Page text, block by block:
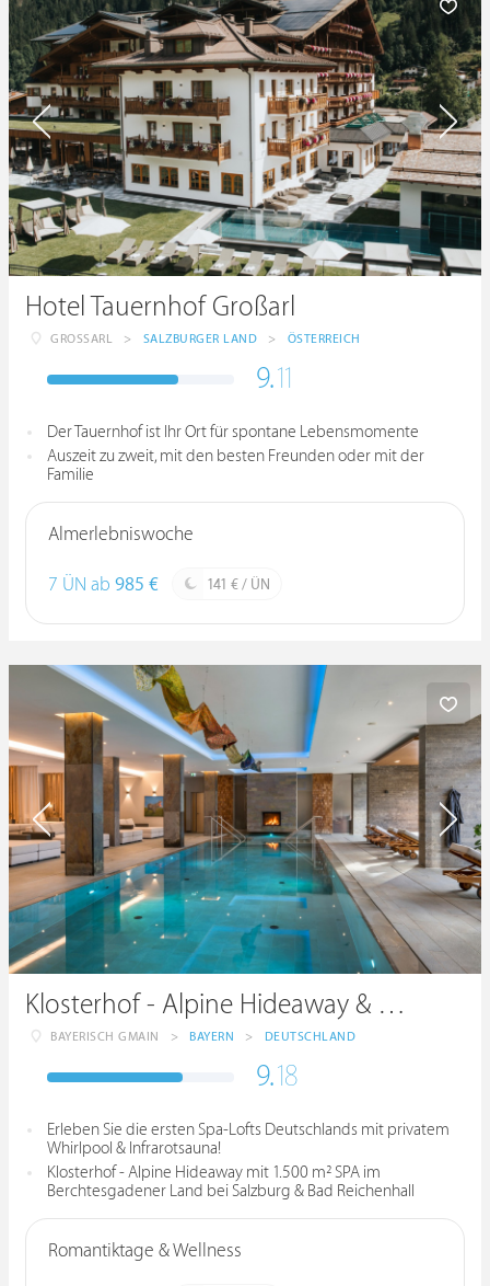
Hotel Tauernhof Großarl
GROSSARL > SALZBURGER LAND > ÖSTERREICH
9.11
Der Tauernhof ist Ihr Ort für spontane Lebensmomente
Auszeit zu zweit, mit den besten Freunden oder mit der
Familie
Almerlebniswoche
7 ÜN ab 985 € 141 € / ÜN
Klosterhof - Alpine Hideaway & Spa
BAYERISCH GMAIN > BAYERN > DEUTSCHLAND
9.18
Erleben Sie die ersten Spa-Lofts Deutschlands mit privatem
Whirlpool & Infrarotsauna!
Klosterhof - Alpine Hideaway mit 1.500 m² SPA im
Berchtesgadener Land bei Salzburg & Bad Reichenhall
Romantiktage & Wellness